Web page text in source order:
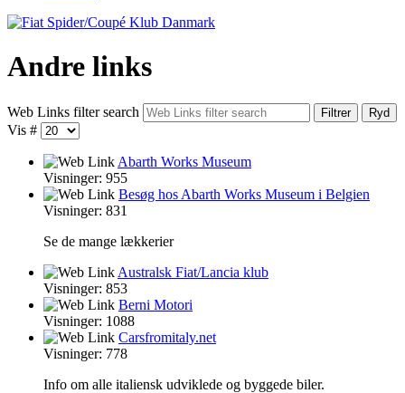
Andre links
Web Links filter search Filtrer Ryd
Vis #
Abarth Works Museum
Visninger: 955
Besøg hos Abarth Works Museum i Belgien
Visninger: 831
Se de mange lækkerier
Australsk Fiat/Lancia klub
Visninger: 853
Berni Motori
Visninger: 1088
Carsfromitaly.net
Visninger: 778
Info om alle italiensk udviklede og byggede biler.